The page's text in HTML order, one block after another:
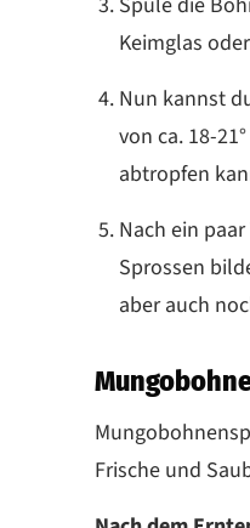
Keimglas
Nun kannst
von ca. 18-
abtropfen
Nach ein
Sprossen
aber auch
Frische und